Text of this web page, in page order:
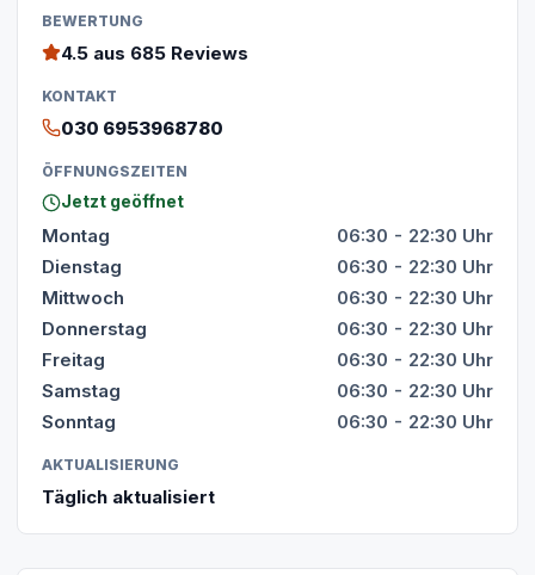
BEWERTUNG
4.5 aus 685 Reviews
KONTAKT
030 6953968780
ÖFFNUNGSZEITEN
Jetzt geöffnet
Montag
06:30 - 22:30 Uhr
Dienstag
06:30 - 22:30 Uhr
Mittwoch
06:30 - 22:30 Uhr
Donnerstag
06:30 - 22:30 Uhr
Freitag
06:30 - 22:30 Uhr
Samstag
06:30 - 22:30 Uhr
Sonntag
06:30 - 22:30 Uhr
AKTUALISIERUNG
Täglich aktualisiert